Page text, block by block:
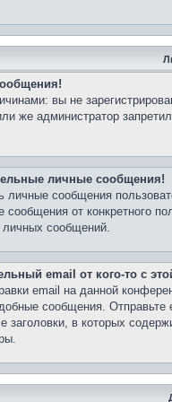
вы не
же администратор
личные сообщения!
личные сообщения
сообщения от конкретного
личных сообщений.
email от кого-то с
email на данной
сообщения.
заголовки, в которых